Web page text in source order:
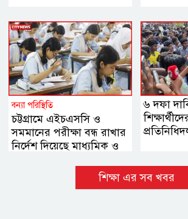
বন্যা পরিস্থিতি
চট্টগ্রামে এইচএসসি ও
সমমানের পরীক্ষা বন্ধ রাখার
নির্দেশ দিয়েছে মাধ্যমিক ও
৬ দফা
শিক্ষা এর সব খবর